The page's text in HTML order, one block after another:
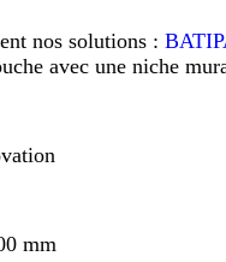
nos solutions :
avec une niche
mm